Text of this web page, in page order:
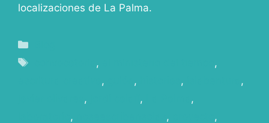
localizaciones de La Palma.
,
,
, , ,
,
, ,
,
, ,
,